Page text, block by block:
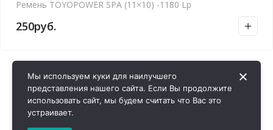
Ремень TOYOPOWER SPA (11×10) -1180 Lp
250руб.
Мы используем куки для наилучшего
представления нашего сайта. Если Вы продолжите
использовать сайт, мы будем считать что Вас это
устраивает.